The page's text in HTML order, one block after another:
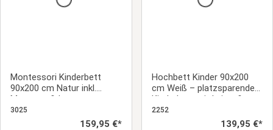
Montessori Kinderbett
90x200 cm Natur inkl.
Matratze & Lattenrost –
Bodenbett mit
Rausfallschutz aus
3025
Regulärer Preis:
159,95 €*
Hochbett Kinder 90x200
cm Weiß – platzsparendes
Kinderbett mit Leiter &
Lattenrost
2252
Regulärer Preis:
139,95 €*